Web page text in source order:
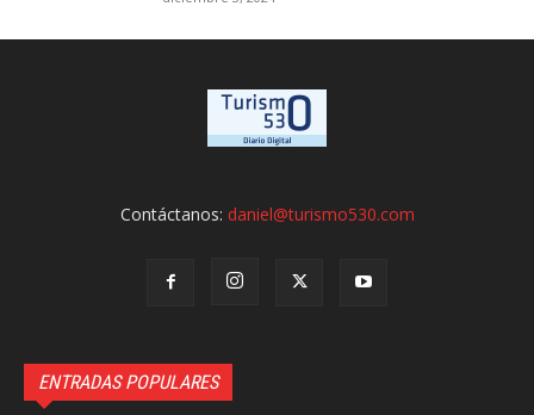
Contáctanos: daniel@turismo530.com
ENTRADAS POPULARES